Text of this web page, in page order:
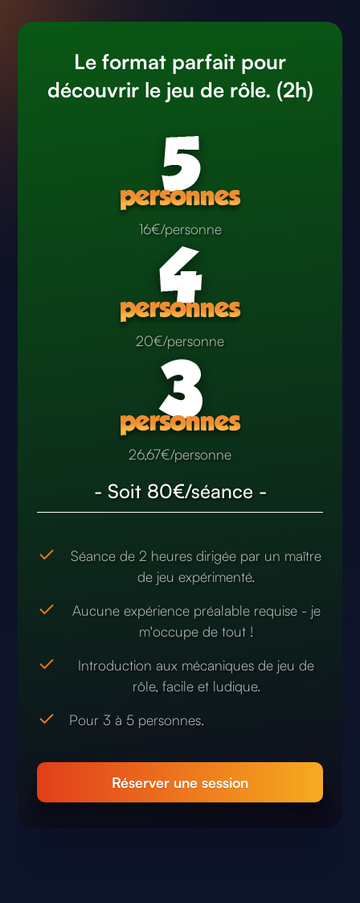
Le format parfait pour
découvrir le jeu de rôle. (2h)
16€/personne
20€/personne
26,67€/personne
- Soit 80€/séance -
Séance de 2 heures dirigée par un maître
de jeu expérimenté.
Aucune expérience préalable requise - je
m'occupe de tout !
Introduction aux mécaniques de jeu de
rôle, facile et ludique.
Pour 3 à 5 personnes.
Réserver une session